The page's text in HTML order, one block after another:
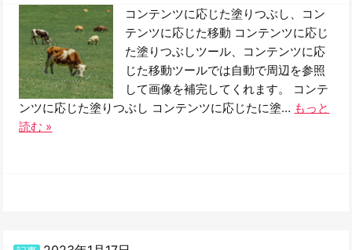
コンテンツに応じた塗りつぶし、コン
テンツに応じた移動 コンテンツに応じ
た塗りつぶしツール、コンテンツに応
じた移動ツールでは自動で周辺を参照
して画像を補完してくれます。 コンテ
ンツに応じた塗りつぶし コンテンツに応じたに塗… もっと
読む »